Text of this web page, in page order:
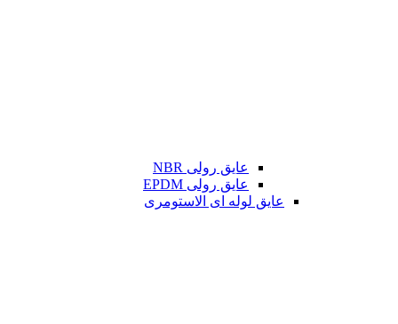
عایق رولی NBR
عایق رولی EPDM
عایق لوله ای الاستومری